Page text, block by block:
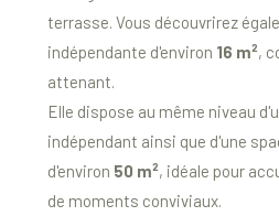
terrasse. Vous découvrirez
indépendante d'environ 16 m²,
attenant.
Elle dispose au même niveau
indépendant ainsi que d'une
d'environ 50 m², idéale pour
de moments conviviaux.